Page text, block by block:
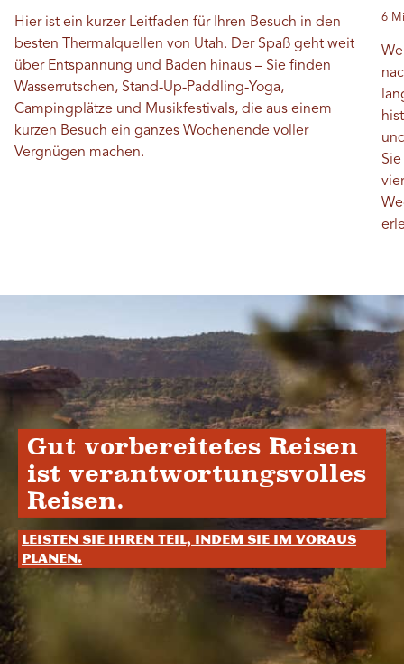
Hier ist ein kurzer Leitfaden für Ihren Besuch in den
besten Thermalquellen von Utah. Der Spaß geht weit
über Entspannung und Baden hinaus – Sie finden
Wasserrutschen, Stand-Up-Paddling-Yoga,
Campingplätze und Musikfestivals, die aus einem
kurzen Besuch ein ganzes Wochenende voller
Vergnügen machen.
6
Gut vorbereitetes Reisen
ist verantwortungsvolles
Reisen.
Leisten Sie Ihren Teil, indem Sie im Voraus
planen.